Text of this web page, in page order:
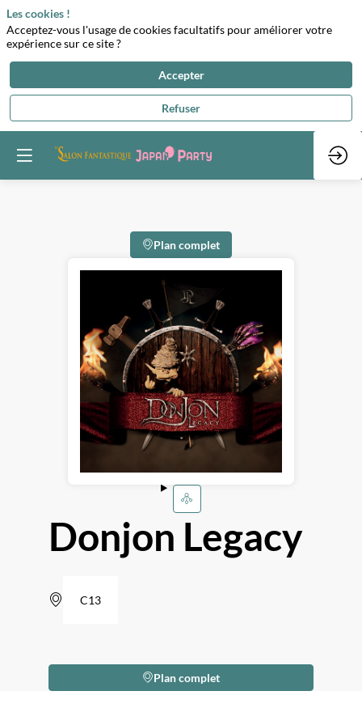
Plan complet
Donjon Legacy
C13
Plan complet
Les cookies !
Acceptez-vous l'usage de cookies facultatifs pour améliorer votre
expérience sur ce site ?
Accepter
Refuser